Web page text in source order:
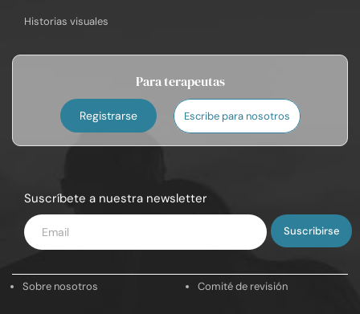
Historias visuales
Para terapeutas
Registrarse Escribe para nosotros
Suscríbete a nuestra newsletter
Introduce
tu
Sobre nosotros Comité de revisión